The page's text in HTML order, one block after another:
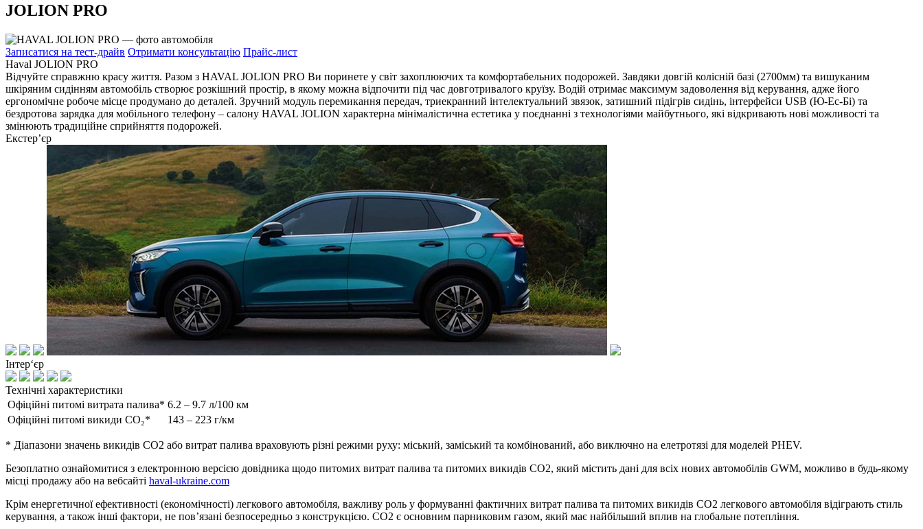
JOLION PRO
Записатися на тест-драйв Отримати консультацію Прайс-лист
Haval JOLION PRO
Відчуйте справжню красу життя. Разом з HAVAL JOLION PRO Ви поринете у світ захоплюючих та комфортабельних подорожей. Завдяки довгій колісній базі (2700мм) та вишуканим
шкіряним сидінням автомобіль створює розкішний простір, в якому можна відпочити під час довготривалого круїзу. Водій отримає максимум задоволення від керування, адже його
ергономічне робоче місце продумано до деталей. Зручний модуль перемикання передач, триекранний інтелектуальний звязок, затишний підігрів сидінь, інтерфейси USB (Ю-Ес-Бі) та
бездротова зарядка для мобільного телефону – салону HAVAL JOLION характерна мінімалістична естетика у поєднанні з технологіями майбутнього, які відкривають нові можливості та
змінюють традиційне сприйняття подорожей.
Екстер’єр
Інтер‘єр
Технічні характеристики
Офіційні питомі витрата палива* 6.2 – 9.7 л/100 км
Офіційні питомі викиди CO₂*
143 – 223 г/км
* Діапазони значень викидів СО2 або витрат палива враховують різні режими руху: міський, заміський та комбінований, або виключно на елетротязі для моделей PHEV.
Безоплатно ознайомитися з електронною версією довідника щодо питомих витрат палива та питомих викидів CO2, який містить дані для всіх нових автомобілів GWM, можливо в будь-якому
місці продажу або на вебсайті haval-ukraine.com
Крім енергетичної ефективності (економічності) легкового автомобіля, важливу роль у формуванні фактичних витрат палива та питомих викидів СО2 легкового автомобіля відіграють стиль
керування, а також інші фактори, не повʼязані безпосередньо з конструкцією. СО2 є основним парниковим газом, який має найбільший вплив на глобальне потепління.